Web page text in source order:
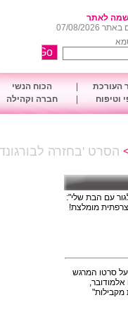
לאתר
07/08/2026
העורכת הכוח הנשי
וטיפוח חברה וקהילה
הסרט 'בחזרה
עם הבת שלי":
מומלצת!
סרטו המרגש
מקבילות"